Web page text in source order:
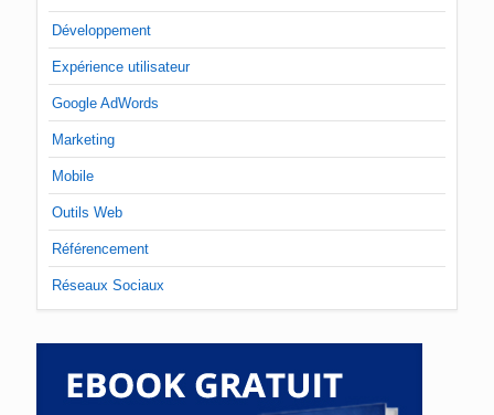
Développement
Expérience utilisateur
Google AdWords
Marketing
Mobile
Outils Web
Référencement
Réseaux Sociaux